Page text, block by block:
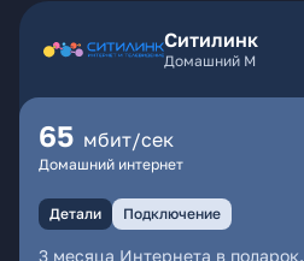
Ситилинк
Домашний М
65 мбит/сек
Домашний интернет
Детали Подключение
3 месяца Интернета в подарок.